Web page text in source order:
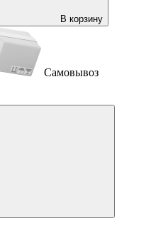
В корзину
Самовывоз